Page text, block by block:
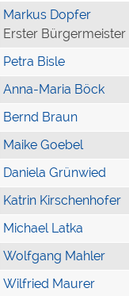
Markus Dopfer
Erster Bürgermeister
Petra Bisle
Anna-Maria Böck
Bernd Braun
Maike Goebel
Daniela Grünwied
Katrin Kirschenhofer
Michael Latka
Wolfgang Mahler
Wilfried Maurer